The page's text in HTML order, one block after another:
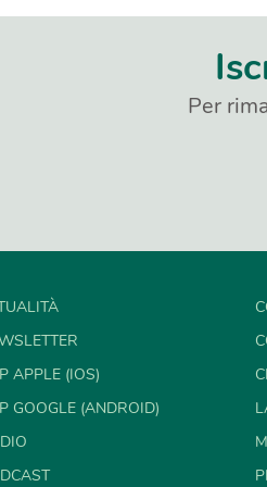
Per
APPLE (IOS)
GOOGLE (ANDROID)